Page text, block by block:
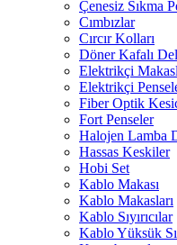
Çenesiz Sıkma
Cımbızlar
Cırcır Kolları
Döner Kafalı
Elektrikçi
Elektrikçi
Fiber Optik
Fort Penseler
Halojen Lamba
Hassas Keskiler
Hobi Set
Kablo Makası
Kablo Makasları
Kablo Sıyırıcılar
Kablo Yüksük